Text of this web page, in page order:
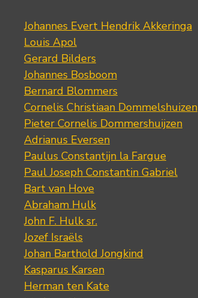
Johannes Evert Hendrik Akkeringa
Louis Apol
Gerard Bilders
Johannes Bosboom
Bernard Blommers
Cornelis Christiaan Dommelshuizen
Pieter Cornelis Dommershuijzen
Adrianus Eversen
Paulus Constantijn la Fargue
Paul Joseph Constantin Gabriel
Bart van Hove
Abraham Hulk
John F. Hulk sr.
Jozef Israëls
Johan Barthold Jongkind
Kasparus Karsen
Herman ten Kate